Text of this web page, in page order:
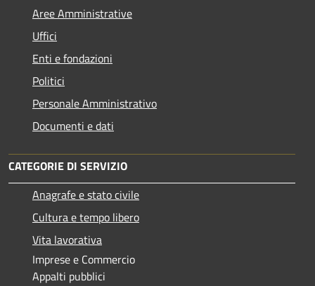
Aree Amministrative
Uffici
Enti e fondazioni
Politici
Personale Amministrativo
Documenti e dati
CATEGORIE DI SERVIZIO
Anagrafe e stato civile
Cultura e tempo libero
Vita lavorativa
Imprese e Commercio
Appalti pubblici